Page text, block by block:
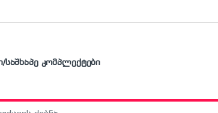
საშხაპე კომპლექტები